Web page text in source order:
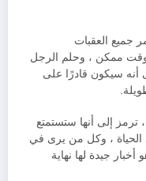
جميع العقبات
ممكن ، وحلم الرجل
سيكون قادرًا على
ترمز إلى أنها ستستمتع
، وكل من يرى في
جيدة لها نهاية